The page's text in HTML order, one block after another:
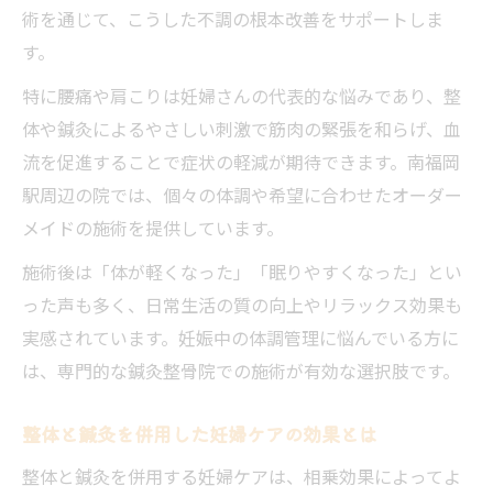
術を通じて、こうした不調の根本改善をサポートしま
す。
特に腰痛や肩こりは妊婦さんの代表的な悩みであり、整
体や鍼灸によるやさしい刺激で筋肉の緊張を和らげ、血
流を促進することで症状の軽減が期待できます。南福岡
駅周辺の院では、個々の体調や希望に合わせたオーダー
メイドの施術を提供しています。
施術後は「体が軽くなった」「眠りやすくなった」とい
った声も多く、日常生活の質の向上やリラックス効果も
実感されています。妊娠中の体調管理に悩んでいる方に
は、専門的な鍼灸整骨院での施術が有効な選択肢です。
整体と鍼灸を併用した妊婦ケアの効果とは
整体と鍼灸を併用する妊婦ケアは、相乗効果によってよ